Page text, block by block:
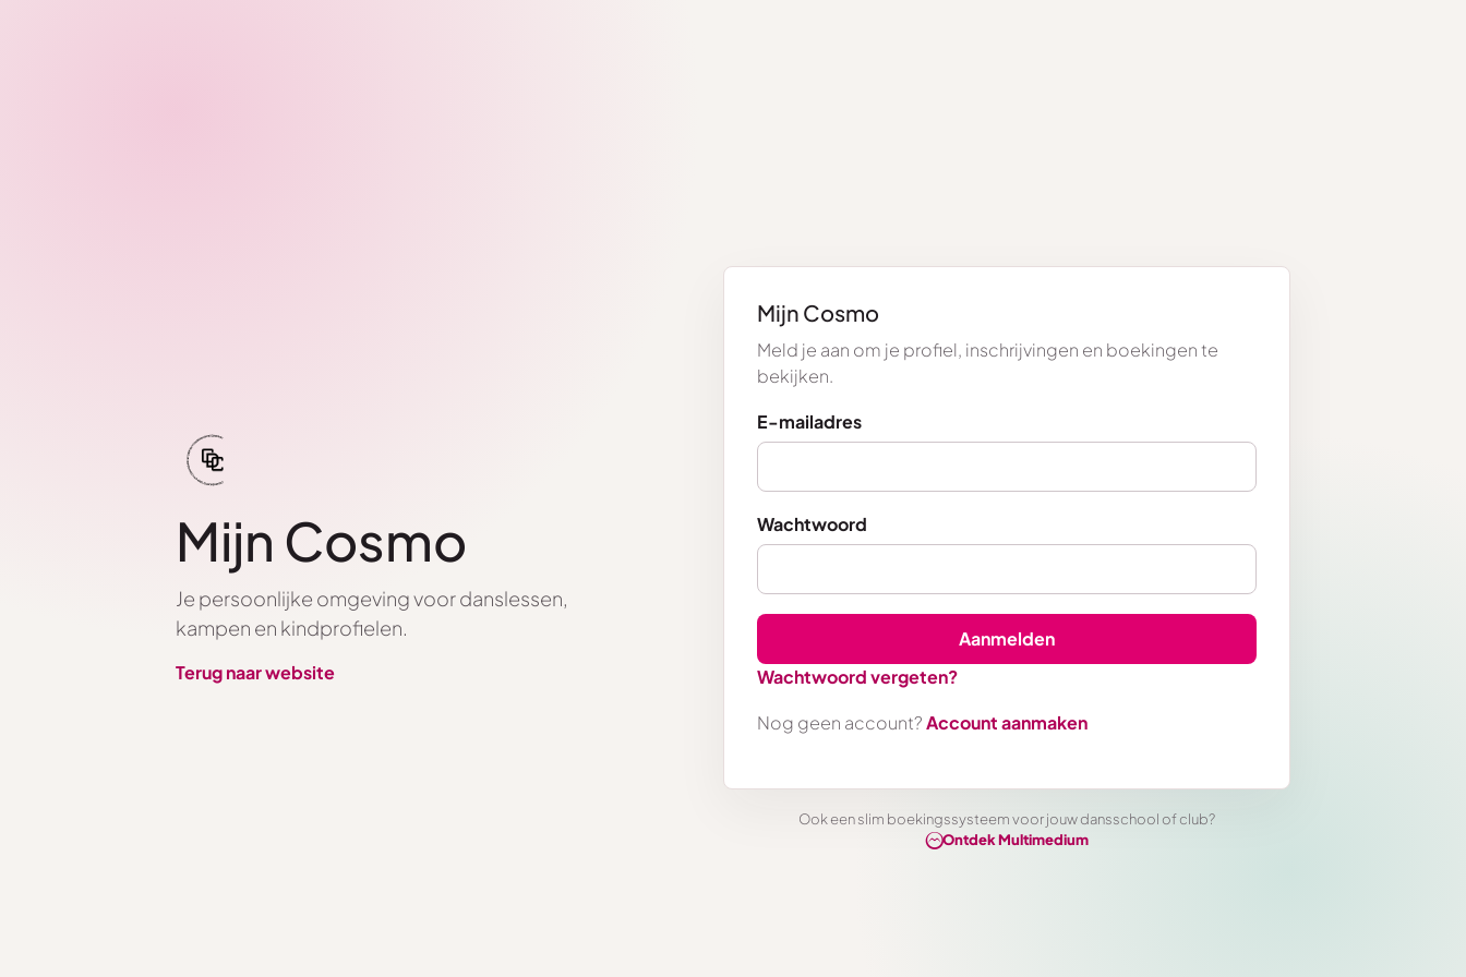
Mijn Cosmo
Je persoonlijke omgeving voor danslessen,
kampen en kindprofielen.
Terug naar website
Mijn Cosmo
Meld je aan om je profiel, inschrijvingen en boekingen te
bekijken.
E-mailadres
Wachtwoord
Aanmelden
Wachtwoord vergeten?
Nog geen account?Account aanmaken
Ook een slim boekingssysteem voor jouw dansschool of club?
Ontdek Multimedium